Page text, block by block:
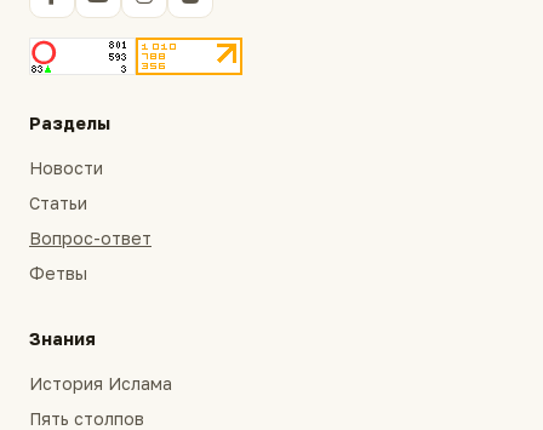
Разделы
Новости
Статьи
Вопрос-ответ
Фетвы
Знания
История Ислама
Пять столпов